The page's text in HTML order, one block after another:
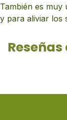
También es muy
y para aliviar los